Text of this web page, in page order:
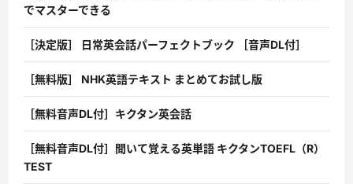
でマスターできる
［決定版］ 日常英会話パーフェクトブック ［音声DL付］
［無料版］ NHK英語テキスト まとめてお試し版
［無料音声DL付］キクタン英会話
［無料音声DL付］聞いて覚える英単語 キクタンTOEFL（R）
TEST